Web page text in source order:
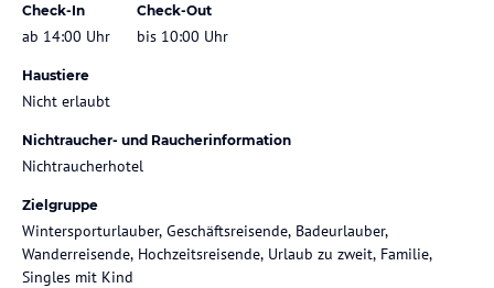
Check-In
ab 14:00 Uhr
Check-Out
bis 10:00 Uhr
Haustiere
Nicht erlaubt
Nichtraucher- und Raucherinformation
Nichtraucherhotel
Zielgruppe
Wintersporturlauber, Geschäftsreisende, Badeurlauber,
Wanderreisende, Hochzeitsreisende, Urlaub zu zweit, Familie,
Singles mit Kind